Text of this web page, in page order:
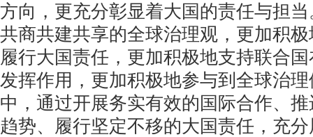
方向，更充分彰显着大国的责任与担
共商共建共享的全球治理观，更加积
履行大国责任，更加积极地支持联合
发挥作用，更加积极地参与到全球治
中，通过开展务实有效的国际合作、
趋势、履行坚定不移的大国责任，充